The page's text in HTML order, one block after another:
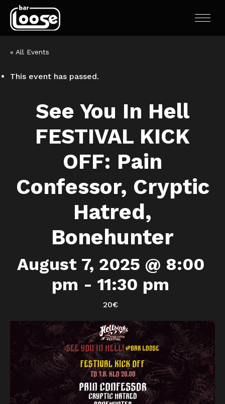
« All Events
This event has passed.
See You In Hell
FESTIVAL KICK
OFF: Pain
Confessor, Cryptic
Hatred,
Bonehunter
August 7, 2025 @ 8:00
pm - 11:30 pm
20€